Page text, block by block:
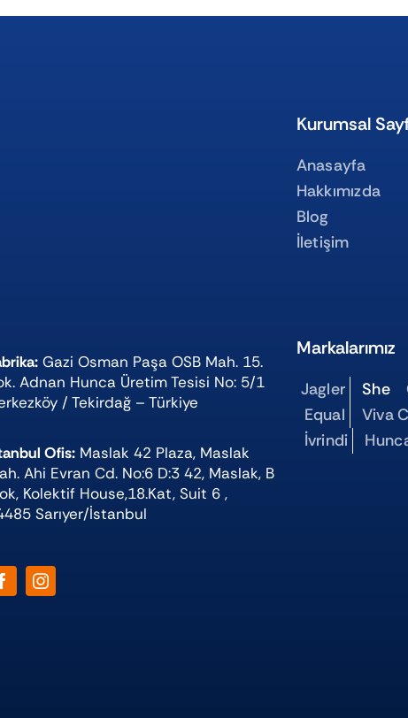
Kurumsal
Anasayfa
Hakkımızda
Blog
İletişim
Gazi Osman Paşa OSB Mah. 15.
Adnan Hunca Üretim Tesisi No: 5/1
/ Tekirdağ – Türkiye
Ofis: Maslak 42 Plaza, Maslak
Ahi Evran Cd. No:6 D:3 42, Maslak, B
Kolektif House,18.Kat, Suit 6 ,
Sarıyer/İstanbul
Markalarımız
Jagler She
Equal
Viva
İvrindi